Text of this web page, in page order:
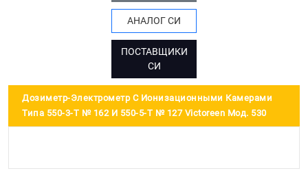
АНАЛОГ СИ
ПОСТАВЩИКИ
СИ
Дозиметр-Электрометр С Ионизационными Камерами
Типа 550-3-Т № 162 И 550-5-Т № 127 Victoreen Мод. 530